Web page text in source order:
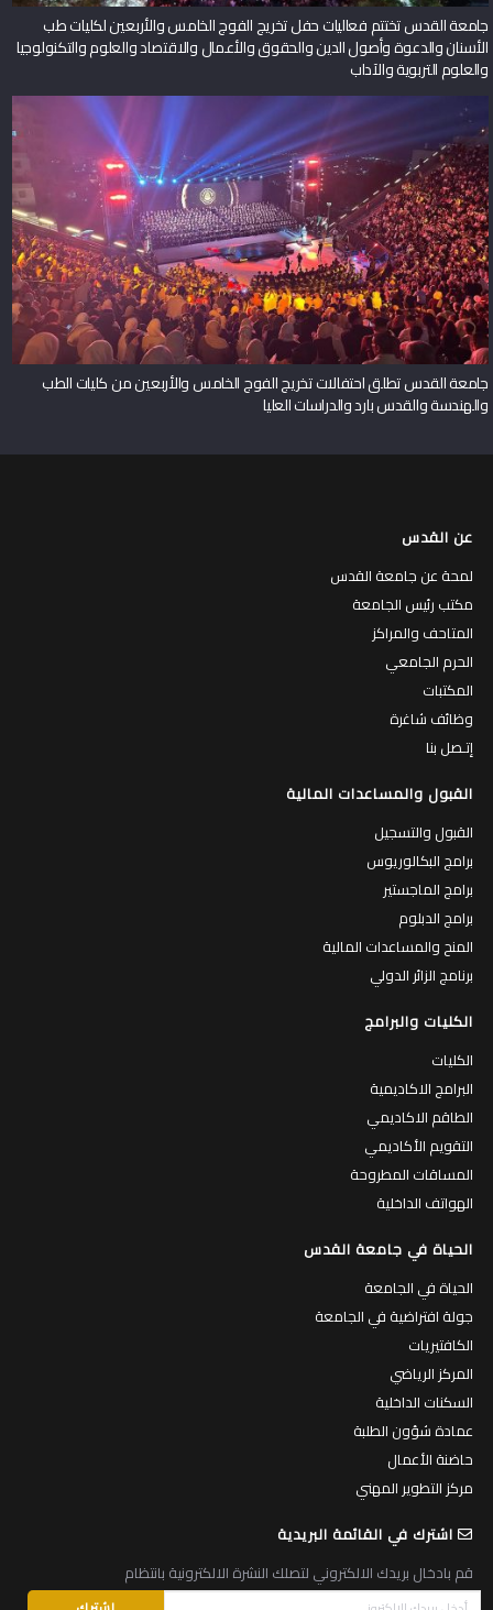
جامعة القدس تختتم فعاليات حفل تخريج الفوج الخامس والأربعين لكليات طب
الأسنان والدعوة وأصول الدين والحقوق والأعمال والاقتصاد والعلوم والتكنولوجيا
والعلوم التربوية والآداب
جامعة القدس تطلق احتفالات تخريج الفوج الخامس والأربعين من كليات الطب
والهندسة والقدس بارد والدراسات العليا
عن القدس
لمحة عن جامعة القدس
مكتب رئيس الجامعة
المتاحف والمراكز
الحرم الجامعي
المكتبات
وظائف شاغرة
إتـصل بنا
القبول والمساعدات المالية
القبول والتسجيل
برامج البكالوريوس
برامج الماجستير
برامج الدبلوم
المنح والمساعدات المالية
برنامج الزائر الدولي
الكليات والبرامج
الكليات
البرامج الاكاديمية
الطاقم الاكاديمي
التقويم الأكاديمي
المساقات المطروحة
الهواتف الداخلية
الحياة في جامعة القدس
الحياة في الجامعة
جولة افتراضية في الجامعة
الكافتيريات
المركز الرياضي
السكنات الداخلية
عمادة شؤون الطلبة
حاضنة الأعمال
مركز التطوير المهني
اشترك في القائمة البريدية
قم بادخال بريدك الالكتروني لتصلك النشرة الالكترونية بانتظام